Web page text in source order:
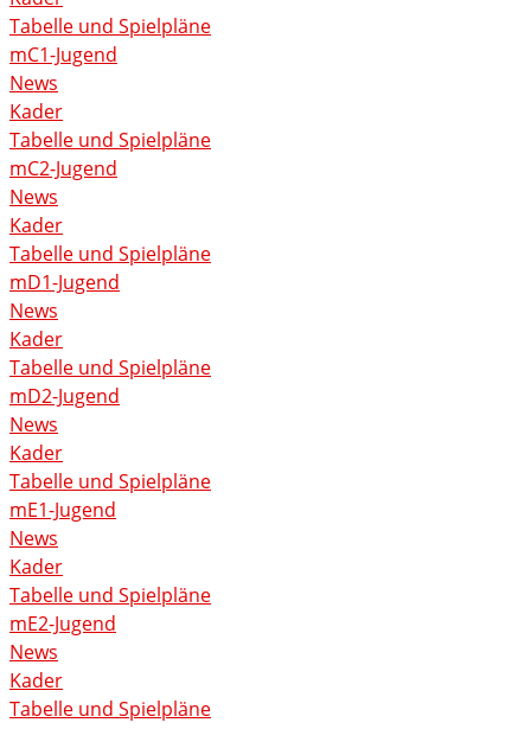
Tabelle und Spielpläne
mC1-Jugend
News
Kader
Tabelle und Spielpläne
mC2-Jugend
News
Kader
Tabelle und Spielpläne
mD1-Jugend
News
Kader
Tabelle und Spielpläne
mD2-Jugend
News
Kader
Tabelle und Spielpläne
mE1-Jugend
News
Kader
Tabelle und Spielpläne
mE2-Jugend
News
Kader
Tabelle und Spielpläne